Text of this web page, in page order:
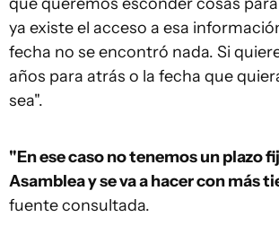
ya existe el acceso a esa
fecha no se encontró nada. Si
años para atrás o la fecha que
sea".
"En ese caso no tenemos un plazo
Asamblea y se va a hacer con más
fuente consultada.